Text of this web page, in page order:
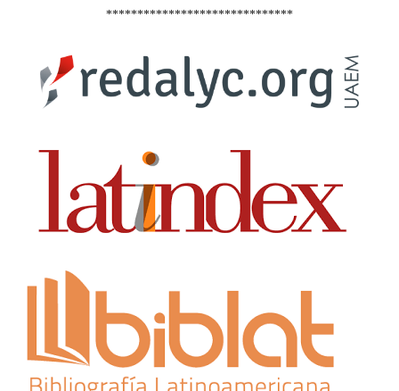
******************************